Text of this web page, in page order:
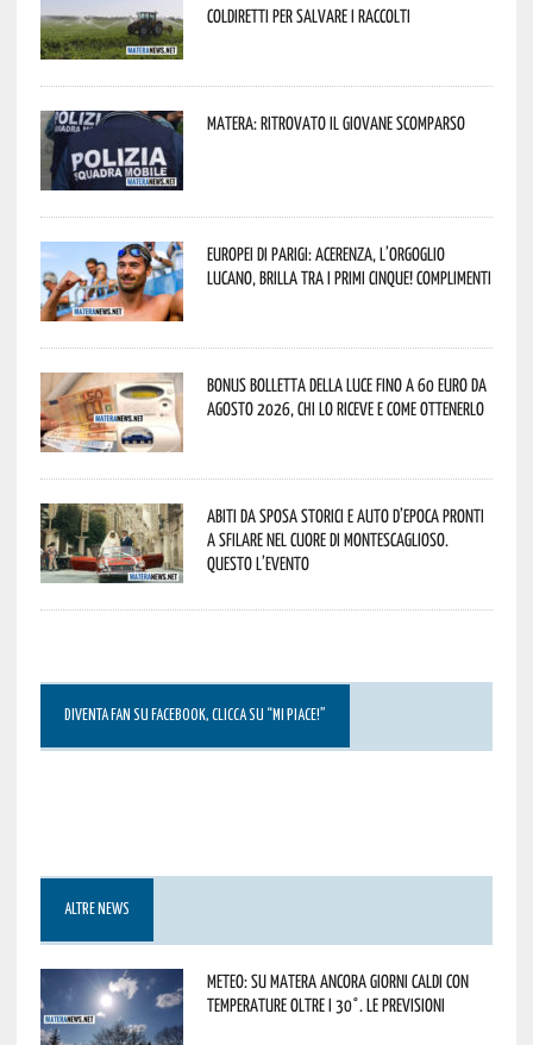
Coldiretti per salvare i raccolti
Matera: ritrovato il giovane scomparso
Europei di Parigi: Acerenza, l’orgoglio
lucano, brilla tra i primi cinque! Complimenti
Bonus bolletta della luce fino a 60 euro da
agosto 2026, chi lo riceve e come ottenerlo
Abiti da sposa storici e auto d’epoca pronti
a sfilare nel cuore di Montescaglioso.
Questo l’evento
DIVENTA FAN SU FACEBOOK, CLICCA SU “MI PIACE!”
ALTRE NEWS
Meteo: su Matera ancora giorni caldi con
temperature oltre i 30°. Le previsioni